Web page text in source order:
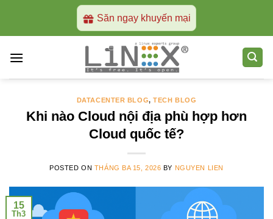
content
Săn ngay khuyến mại
DATACENTER BLOG,TECH BLOG
Khi nào Cloud nội địa phù hợp hơn
Cloud quốc tế?
POSTED ON THÁNG BA 15, 2026 BY NGUYEN LIEN
15
Th3